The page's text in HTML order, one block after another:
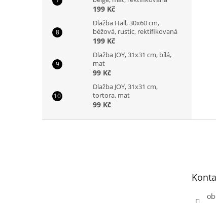
199 Kč
Dlažba Hall, 30x60 cm,
béžová, rustic, rektifikovaná
199 Kč
Dlažba JOY, 31x31 cm, bílá,
mat
99 Kč
Dlažba JOY, 31x31 cm,
tortora, mat
99 Kč